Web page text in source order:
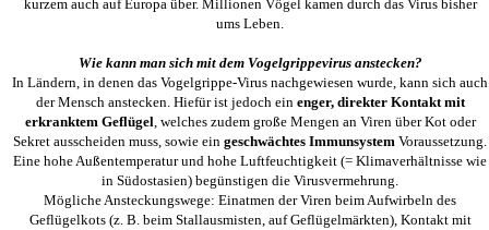
kurzem auch auf Europa über. Millionen Vögel kamen durch das Virus bisher
ums Leben.
Wie kann man sich mit dem Vogelgrippevirus anstecken?
In Ländern, in denen das Vogelgrippe-Virus nachgewiesen wurde, kann sich auch
der Mensch anstecken. Hiefür ist jedoch ein enger, direkter Kontakt mit
erkranktem Geflügel, welches zudem große Mengen an Viren über Kot oder
Sekret ausscheiden muss, sowie ein geschwächtes Immunsystem Voraussetzung.
Eine hohe Außentemperatur und hohe Luftfeuchtigkeit (= Klimaverhältnisse wie
in Südostasien) begünstigen die Virusvermehrung.
Mögliche Ansteckungswege: Einatmen der Viren beim Aufwirbeln des
Geflügelkots (z. B. beim Stallausmisten, auf Geflügelmärkten), Kontakt mit